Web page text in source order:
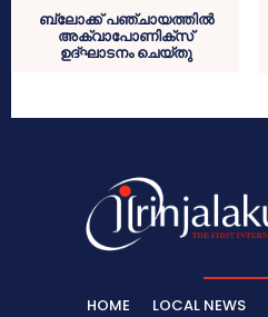
ബ്ലോക്ക് പഞ്ചായത്തില്‍
അക്വാപോണിക്‌സ്
ഉദ്ഘാടനം ചെയ്തു
HOME LOCAL NEWS